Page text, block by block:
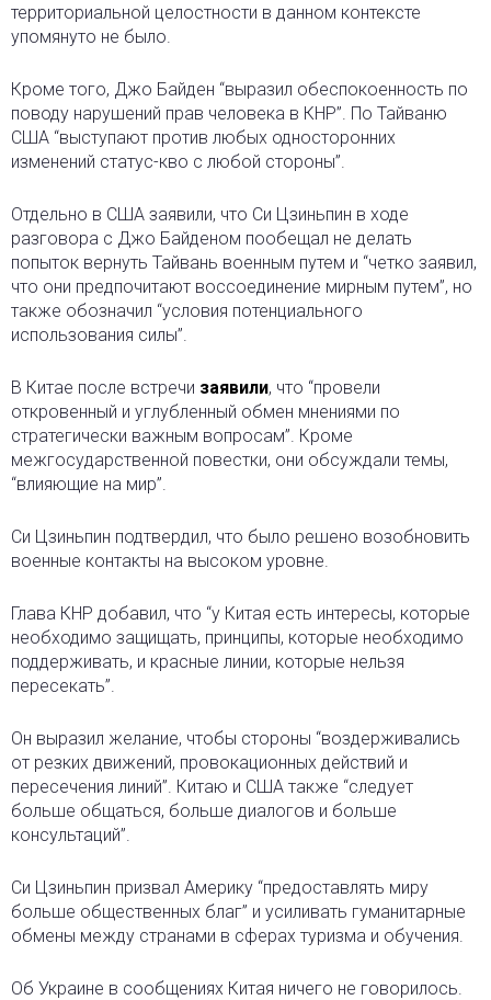
территориальной целостности в данном контексте
упомянуто не было.
Кроме того, Джо Байден “выразил обеспокоенность по
поводу нарушений прав человека в КНР”. По Тайваню
США “выступают против любых односторонних
изменений статус-кво с любой стороны”.
Отдельно в США заявили, что Си Цзиньпин в ходе
разговора с Джо Байденом пообещал не делать
попыток вернуть Тайвань военным путем и “четко заявил,
что они предпочитают воссоединение мирным путем”, но
также обозначил “условия потенциального
использования силы”.
В Китае после встречи заявили, что “провели
откровенный и углубленный обмен мнениями по
стратегически важным вопросам”. Кроме
межгосударственной повестки, они обсуждали темы,
“влияющие на мир”.
Си Цзиньпин подтвердил, что было решено возобновить
военные контакты на высоком уровне.
Глава КНР добавил, что “у Китая есть интересы, которые
необходимо защищать, принципы, которые необходимо
поддерживать, и красные линии, которые нельзя
пересекать”.
Он выразил желание, чтобы стороны “воздерживались
от резких движений, провокационных действий и
пересечения линий”. Китаю и США также “следует
больше общаться, больше диалогов и больше
консультаций”.
Си Цзиньпин призвал Америку “предоставлять миру
больше общественных благ” и усиливать гуманитарные
обмены между странами в сферах туризма и обучения.
Об Украине в сообщениях Китая ничего не говорилось.